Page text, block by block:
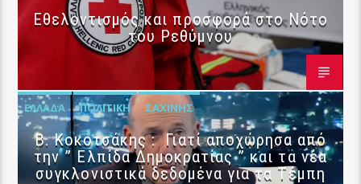
Εθελοντισμός και προσφορά στο Νότο
του Ρεθύμνου
ΕΛΛΆΔΑ ΠΟΛΙΤΙΚΉ ΣΑΧΊΝΗΣ
Β. Κοκοτσάκης : Γιατί αποχώρησα από
την ” Ελπίδα Δημοκρατίας ” και τα νέα
συγκλονιστικά δεδομένα για τα Τέμπη